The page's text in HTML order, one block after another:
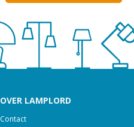
OVER LAMPLORD
Contact